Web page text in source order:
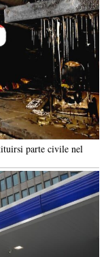
parte civile nel